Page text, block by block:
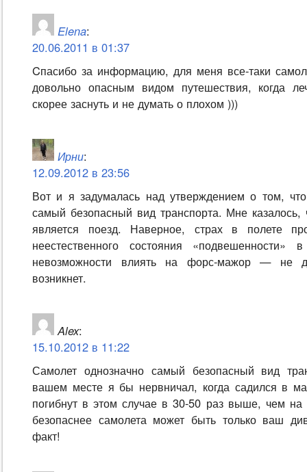
Elena:
20.06.2011 в 01:37
Cпасибо за информацию, для меня все-таки
довольно опасным видом путешествия, когда
скорее заснуть и не думать о плохом )))
Ирни:
12.09.2012 в 23:56
Вот и я задумалась над утверждением о том,
самый безопасный вид транспорта. Мне казалось,
является поезд. Наверное, страх в полете
неестественного состояния «подвешенности»
невозможности влиять на форс-мажор — не
возникнет.
Alex:
15.10.2012 в 11:22
Самолет однозначно самый безопасный вид
вашем месте я бы нервничал, когда садился в
погибнут в этом случае в 30-50 раз выше, чем на
безопаснее самолета может быть только ваш
факт!